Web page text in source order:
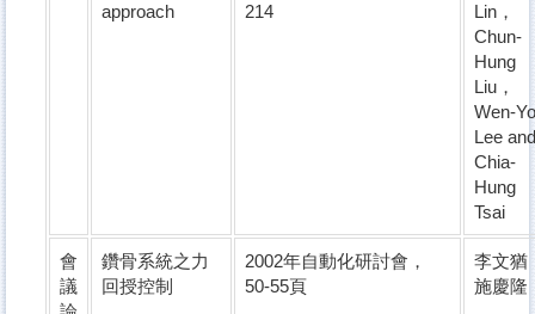
approach
214
Lin，
Chun-
Hung
Liu，
Wen-Yo
Lee and
Chia-
Hung
Tsai
會
議
鑽骨系統之力
回授控制
2002年自動化研討會，
50-55頁
李文猶
施慶隆